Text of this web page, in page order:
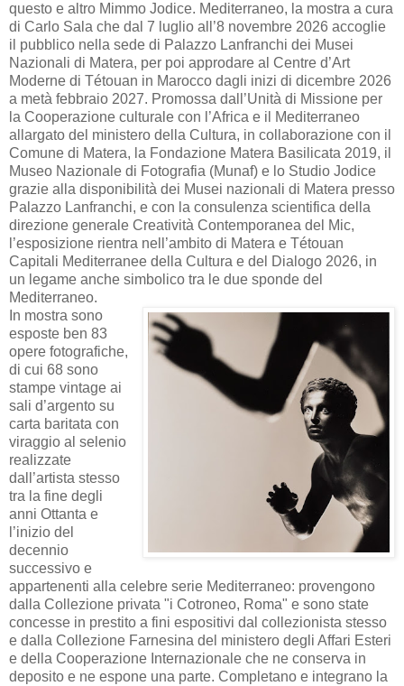
questo e altro Mimmo Jodice. Mediterraneo, la mostra a cura
di Carlo Sala che dal 7 luglio all’8 novembre 2026 accoglie
il pubblico nella sede di Palazzo Lanfranchi dei Musei
Nazionali di Matera, per poi approdare al Centre d’Art
Moderne di Tétouan in Marocco dagli inizi di dicembre 2026
a metà febbraio 2027. Promossa dall’Unità di Missione per
la Cooperazione culturale con l’Africa e il Mediterraneo
allargato del ministero della Cultura, in collaborazione con il
Comune di Matera, la Fondazione Matera Basilicata 2019, il
Museo Nazionale di Fotografia (Munaf) e lo Studio Jodice
grazie alla disponibilità dei Musei nazionali di Matera presso
Palazzo Lanfranchi, e con la consulenza scientifica della
direzione generale Creatività Contemporanea del Mic,
l’esposizione rientra nell’ambito di Matera e Tétouan
Capitali Mediterranee della Cultura e del Dialogo 2026, in
un legame anche simbolico tra le due sponde del
Mediterraneo.
In mostra sono
esposte ben 83
opere fotografiche,
di cui 68 sono
stampe vintage ai
sali d’argento su
carta baritata con
viraggio al selenio
realizzate
dall’artista stesso
tra la fine degli
anni Ottanta e
l’inizio del
decennio
successivo e
appartenenti alla celebre serie Mediterraneo: provengono
dalla Collezione privata "i Cotroneo, Roma" e sono state
concesse in prestito a fini espositivi dal collezionista stesso
e dalla Collezione Farnesina del ministero degli Affari Esteri
e della Cooperazione Internazionale che ne conserva in
deposito e ne espone una parte. Completano e integrano la